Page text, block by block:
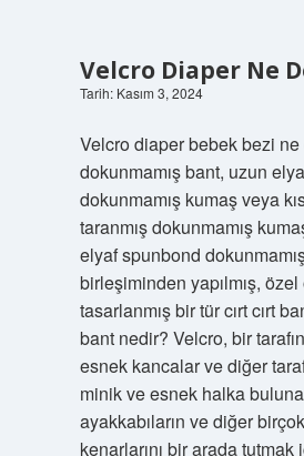
Velcro Diaper Ne
Tarih: Kasım 3, 2024
Velcro diaper bebek bezi
dokunmamış bant, uzun
dokunmamış kumaş veya
taranmış dokunmamış
elyaf spunbond
birleşiminden yapılmış,
tasarlanmış bir tür cırt cırt
bant nedir? Velcro, bir
esnek kancalar ve diğer
minik ve esnek halka
ayakkabıların ve diğer
kenarlarını bir arada tutmak